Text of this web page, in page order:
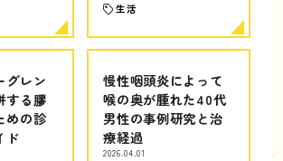
生活
グレン
する膠
めの診
ド
慢性咽頭炎によって
喉の奥が腫れた40代
男性の事例研究と治
療経過
2026.04.01